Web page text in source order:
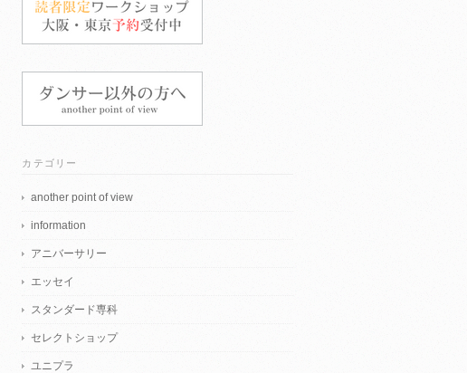
カテゴリー
another point of view
information
アニバーサリー
エッセイ
スタンダード専科
セレクトショップ
ユニプラ